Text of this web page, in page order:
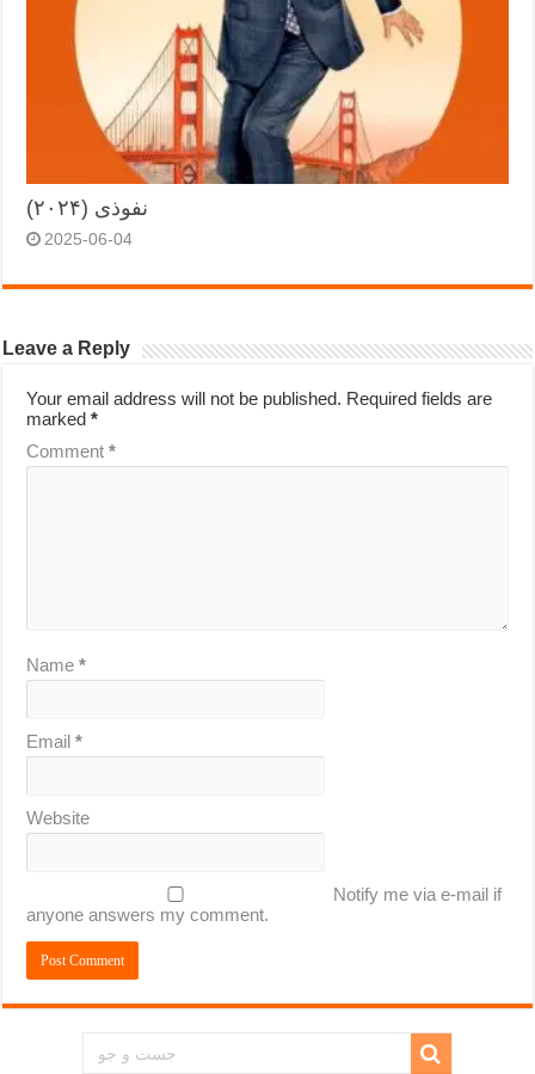
نفوذی (۲۰۲۴)
2025-06-04
Leave a Reply
Your email address will not be published. Required fields are
marked*
Comment*
Name*
Email*
Website
Notify me via e-mail if
anyone answers my comment.